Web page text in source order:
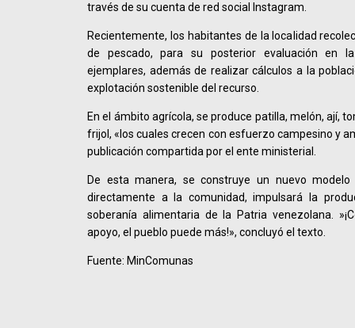
través de su cuenta de red social Instagram.
Recientemente, los habitantes de la localidad
de pescado, para su posterior evaluación en
ejemplares, además de realizar cálculos a la
explotación sostenible del recurso.
En el ámbito agrícola, se produce patilla, melón, ají,
frijol, «los cuales crecen con esfuerzo campesino y
publicación compartida por el ente ministerial.
De esta manera, se construye un nuevo modelo
directamente a la comunidad, impulsará la
soberanía alimentaria de la Patria venezolana.
apoyo, el pueblo puede más!», concluyó el texto.
Fuente: MinComunas